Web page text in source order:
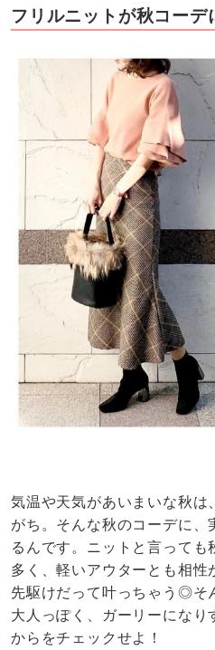
フリルニットが秋コー
気温や天気があいまいな秋は
がち。そんな秋のコーデに、
るんです。ニットと言って
多く、軽いアウターとも相
先駆けだって叶っちゃう◎そ
大人っぽく、ガーリーになり
からをチェックせよ！